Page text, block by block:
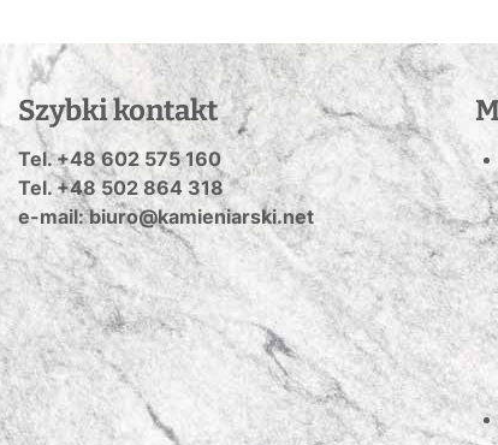
Szybki kontakt
Tel. +48 602 575 160
Tel. +48 502 864 318
e-mail: biuro@kamieniarski.net